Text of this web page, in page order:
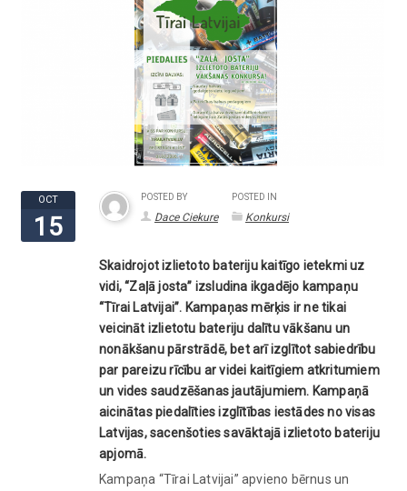
OCT
15
POSTED BY
Dace Ciekure
POSTED IN
Konkursi
Skaidrojot izlietoto bateriju kaitīgo ietekmi uz
vidi, “Zaļā josta” izsludina ikgadējo kampaņu
“Tīrai Latvijai”. Kampaņas mērķis ir ne tikai
veicināt izlietotu bateriju dalītu vākšanu un
nonākšanu pārstrādē, bet arī izglītot sabiedrību
par pareizu rīcību ar videi kaitīgiem atkritumiem
un vides saudzēšanas jautājumiem. Kampaņā
aicinātas piedalīties izglītības iestādes no visas
Latvijas, sacenšoties savāktajā izlietoto bateriju
apjomā.
Kampaņa “Tīrai Latvijai” apvieno bērnus un